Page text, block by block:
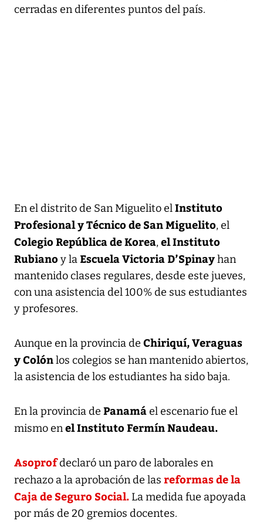
cerradas en diferentes puntos del país.
En el distrito de San Miguelito elInstituto
Profesional y Técnico de San Miguelito, el
Colegio República de Korea, el Instituto
Rubiano y la Escuela Victoria D’Spinayhan
mantenido clases regulares, desde este jueves,
con una asistencia del 100% de sus estudiantes
y profesores.
Aunque en la provincia de Chiriquí, Veraguas
y Colónlos colegios se han mantenido abiertos,
la asistencia de los estudiantes ha sido baja.
En la provincia de Panamáel escenario fue el
mismo enel Instituto Fermín Naudeau.
Asoprofdeclaró un paro de laborales en
rechazo a la aprobación de las reformas de la
Caja de Seguro Social.La medida fue apoyada
por más de 20 gremios docentes.